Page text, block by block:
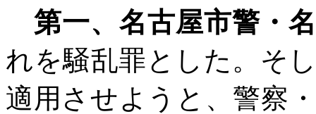
第一、名古屋市警・
れを騒乱罪とした。そ
適用させようと、警察